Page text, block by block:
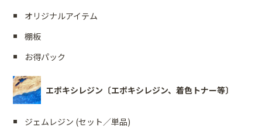
オリジナルアイテム
棚板
お得パック
エポキシレジン〔エポキシレジン、着色トナー等〕
ジェムレジン (セット／単品)